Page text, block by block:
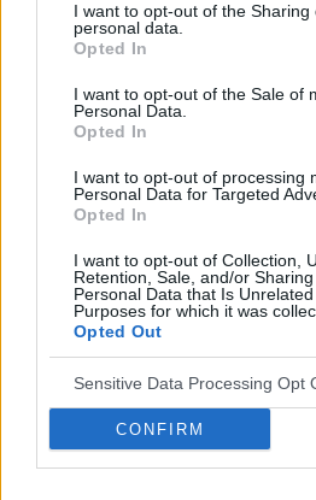
I want to opt-out of the Sharing
personal data.
Opted In
I want to opt-out of the Sale of
Personal Data.
Opted In
I want to opt-out of processing
Personal Data for Targeted
Opted In
I want to opt-out of Collection,
Retention, Sale, and/or
Personal Data that Is
Purposes for which it was
Opted Out
Sensitive Data Processing Opt
CONFIRM
14 CZERWCA 2022
43. Kongres
Lekarskiego
Szanowni Państwo,
serdecznie zapraszamy
techników
fizyków medycznych
studentóworazlekarzy